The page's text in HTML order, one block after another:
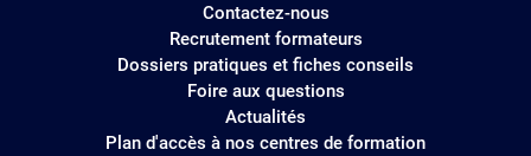
Contactez-nous
Recrutement formateurs
Dossiers pratiques et fiches conseils
Foire aux questions
Actualités
Plan d'accès à nos centres de formation